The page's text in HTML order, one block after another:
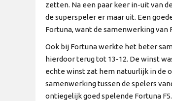
zetten. Na een paar keer in-uit van
de superspeler er maar uit. Een
Fortuna, want de samenwerking van
Ook bij Fortuna werkte het beter
hierdoor terug tot 13-12. De winst
echte winst zat hem natuurlijk in de
samenwerking tussen de spelers
ontiegelijk goed spelende Fortuna